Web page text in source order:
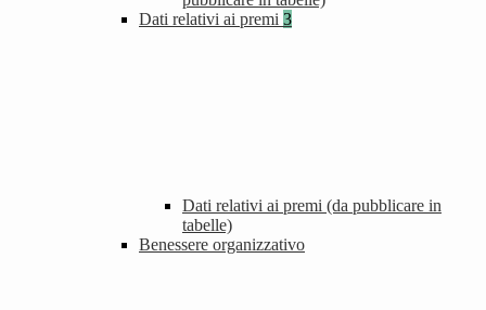
Dati relativi ai premi 3
Dati relativi ai premi (da pubblicare in
tabelle)
Benessere organizzativo